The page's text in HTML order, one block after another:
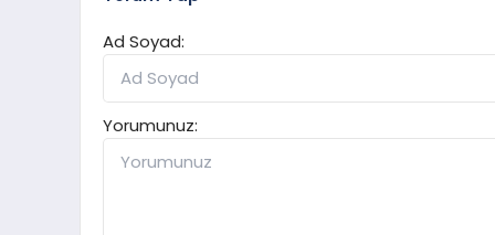
Ad Soyad:
Yorumunuz: